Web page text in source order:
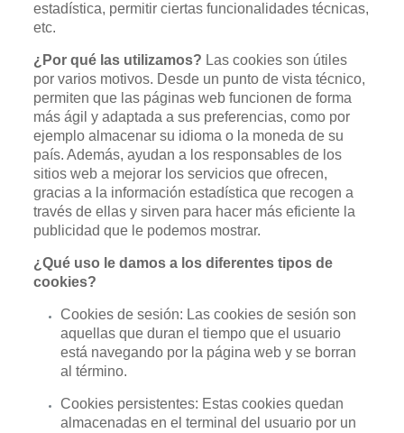
estadística, permitir ciertas funcionalidades técnicas,
etc.
¿Por qué las utilizamos? Las cookies son útiles
por varios motivos. Desde un punto de vista técnico,
permiten que las páginas web funcionen de forma
más ágil y adaptada a sus preferencias, como por
ejemplo almacenar su idioma o la moneda de su
país. Además, ayudan a los responsables de los
sitios web a mejorar los servicios que ofrecen,
gracias a la información estadística que recogen a
través de ellas y sirven para hacer más eficiente la
publicidad que le podemos mostrar.
¿Qué uso le damos a los diferentes tipos de
cookies?
Cookies de sesión: Las cookies de sesión son
aquellas que duran el tiempo que el usuario
está navegando por la página web y se borran
al término.
Cookies persistentes: Estas cookies quedan
almacenadas en el terminal del usuario por un